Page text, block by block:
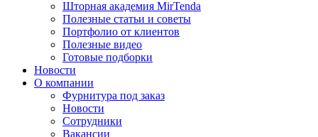
Шторная академия MirTenda
Полезные статьи и советы
Портфолио от клиентов
Полезные видео
Готовые подборки
Новости
О компании
Фурнитура под заказ
Новости
Сотрудники
Вакансии